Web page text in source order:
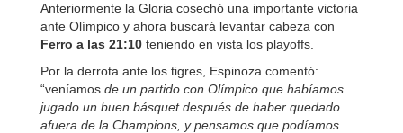
Anteriormente la Gloria cosechó una importante victoria
ante Olímpico y ahora buscará levantar cabeza con
Ferro a las 21:10 teniendo en vista los playoffs.
Por la derrota ante los tigres, Espinoza comentó:
“veníamos de un partido con Olímpico que habíamos
jugado un buen básquet después de haber quedado
afuera de la Champions, y pensamos que podíamos